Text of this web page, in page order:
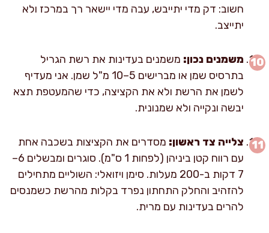
חשוב: דק מדי יתייבש, עבה מדי יישאר רך במרכז ולא
יתייצב.
משמנים נכון: משמנים בעדינות את רשת הגריל
בתרסיס שמן או מברישים 5–10 מ"ל שמן. אני מעדיף
לשמן את הרשת ולא את הקציצה, כדי שהמעטפת תצא
יבשה ונקייה ולא שמנונית.
צלייה צד ראשון: מסדרים את הקציצות בשכבה אחת
עם רווח קטן ביניהן (לפחות 1 ס"מ). סוגרים ומבשלים 6–
7 דקות ב-200 מעלות. סימן ויזואלי: השוליים מתחילים
להזהיב והחלק התחתון נפרד בקלות מהרשת כשמנסים
להרים בעדינות עם מרית.